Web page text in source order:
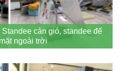
cản gió, standee đế
ngoài trời